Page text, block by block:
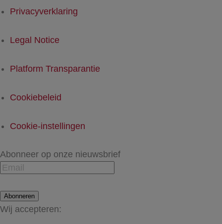
Privacyverklaring
Legal Notice
Platform Transparantie
Cookiebeleid
Cookie-instellingen
Abonneer op onze nieuwsbrief
Abonneren
Wij accepteren: